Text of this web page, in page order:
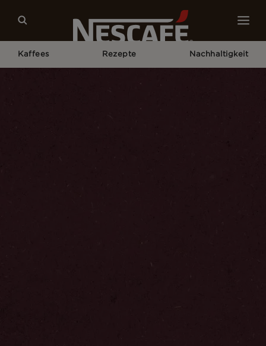
Kaffees Rezepte Nachhaltigkeit